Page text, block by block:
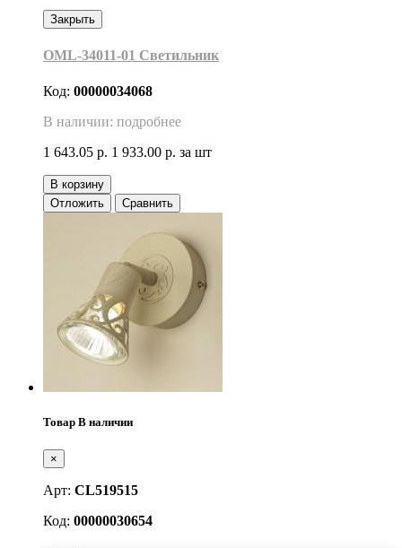
Закрыть
OML-34011-01 Светильник
Код: 00000034068
В наличии: подробнее
1 643.05 р. 1 933.00 р. за шт
В корзину
Отложить
Сравнить
Товар В наличии
×
Арт: CL519515
Код: 00000030654